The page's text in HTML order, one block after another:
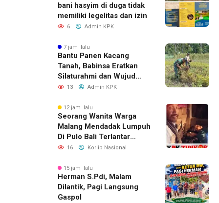
bani hasyim di duga tidak
memiliki legelitas dan izin
6 Admin KPK
7 jam lalu
Bantu Panen Kacang
Tanah, Babinsa Eratkan
Silaturahmi dan Wujud
Kepedulian kepada Petani
13 Admin KPK
12 jam lalu
Seorang Wanita Warga
Malang Mendadak Lumpuh
Di Pulo Bali Terlantar
Selama 3 Hari Tidak Ada
Korban Menghubungi
YUNUS WAHYUDI Aktivis
Banyuwangi Dan Langsung
Di Tolong Untuk Perawatan
16 Korlip Nasional
15 jam lalu
Herman S.Pdi, Malam
Dilantik, Pagi Langsung
Gaspol